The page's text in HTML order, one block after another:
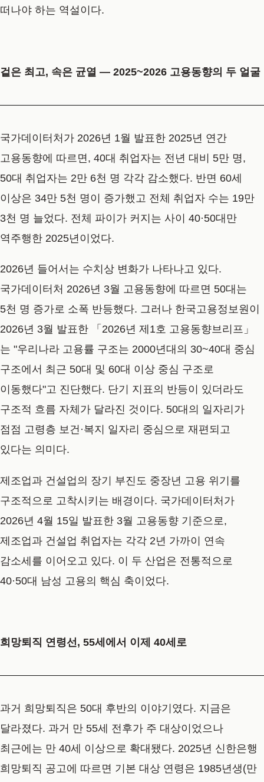
떠나야 하는 역설이다.
겉은 최고, 속은 균열 — 2025~2026 고용동향의 두 얼굴
국가데이터처가 2026년 1월 발표한 2025년 연간
고용동향에 따르면, 40대 취업자는 전년 대비 5만 명,
50대 취업자는 2만 6천 명 각각 감소했다. 반면 60세
이상은 34만 5천 명이 증가했고 전체 취업자 수는 19만
3천 명 늘었다. 전체 파이가 커지는 사이 40·50대만
역주행한 2025년이었다.
2026년 들어서는 수치상 변화가 나타나고 있다.
국가데이터처 2026년 3월 고용동향에 따르면 50대는
5천 명 증가로 소폭 반등했다. 그러나 한국고용정보원이
2026년 3월 발표한 「2026년 제1호 고용동향브리프」
는 "우리나라 고용률 구조는 2000년대의 30~40대 중심
구조에서 최근 50대 및 60대 이상 중심 구조로
이동했다"고 진단했다. 단기 지표의 반등이 있더라도
구조적 흐름 자체가 달라진 것이다. 50대의 일자리가
점점 고령층 보건·복지 일자리 중심으로 재편되고
있다는 의미다.
제조업과 건설업의 장기 부진도 중장년 고용 위기를
구조적으로 고착시키는 배경이다. 국가데이터처가
2026년 4월 15일 발표한 3월 고용동향 기준으로,
제조업과 건설업 취업자는 각각 2년 가까이 연속
감소세를 이어오고 있다. 이 두 산업은 전통적으로
40·50대 남성 고용의 핵심 축이었다.
희망퇴직 연령선, 55세에서 이제 40세로
과거 희망퇴직은 50대 후반의 이야기였다. 지금은
달라졌다. 과거 만 55세 전후가 주 대상이었으나
최근에는 만 40세 이상으로 확대됐다. 2025년 신한은행
희망퇴직 공고에 따르면 기본 대상 연령은 1985년생(만